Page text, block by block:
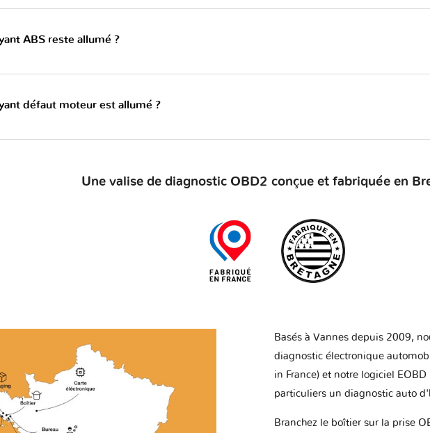
ABS reste allumé ?
défaut moteur est allumé ?
Une valise de diagnostic OBD2 conçue et fabriquée en
Basés à Vannes depuis 2009,
diagnostic électronique
in France) et notre logiciel
particuliers un diagnostic auto
Branchez le boîtier sur la prise